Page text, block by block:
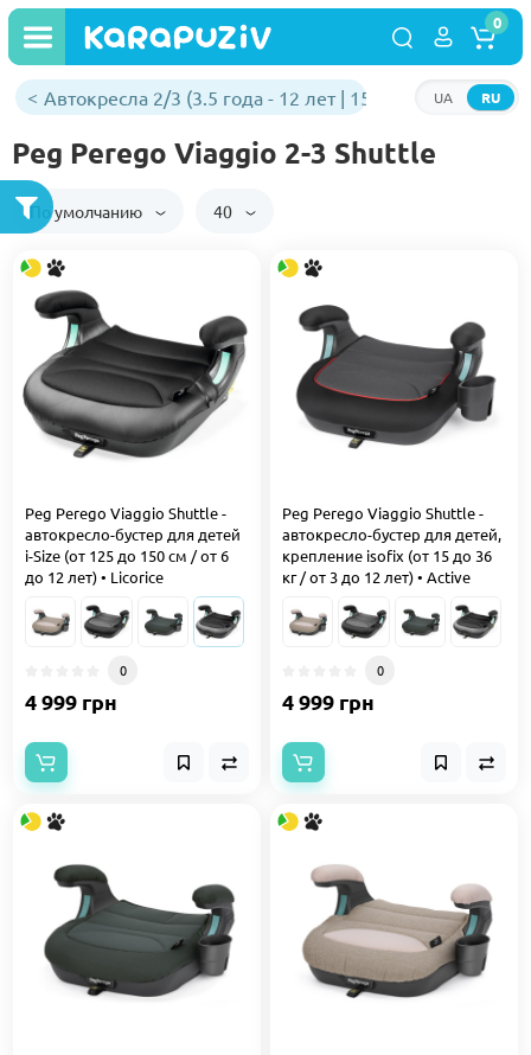
RU
UA
0
Автокресла 2/3 (3.5 года - 12 лет | 15 - 36 кг)
Peg Perego Viaggio 2-3 Shuttle
По умолчанию 40
Peg Perego Viaggio Shuttle -
автокресло-бустер для детей
i-Size (от 125 до 150 см / от 6
до 12 лет) • Licorice
0
4 999 грн
Peg Perego Viaggio Shuttle -
автокресло-бустер для детей,
крепление isofix (от 15 до 36
кг / от 3 до 12 лет) • Active
0
4 999 грн